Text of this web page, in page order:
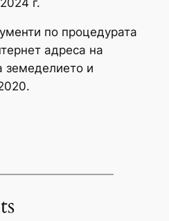
по процедурата
адреса на
земеделието и